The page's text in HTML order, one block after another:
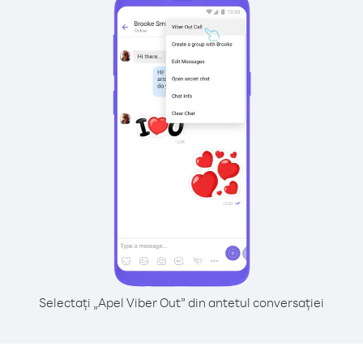
Selectați „Apel Viber Out” din antetul conversației